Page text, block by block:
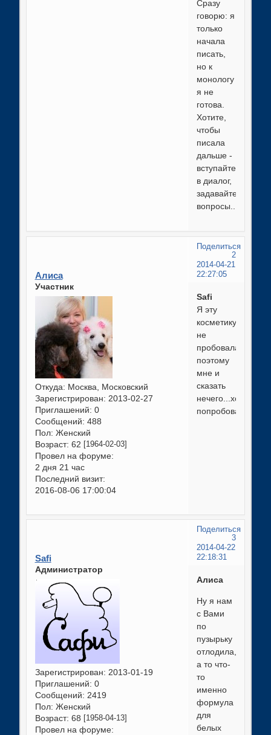
Сразу
говорю: я
только
начала
писать,
но к
монологу
я не
готова.
Хотите,
чтобы
писала
дальше -
вступайте
в диалог,
задавайте
вопросы...
Поделиться
2
2014-04-21
22:27:05
Алиса
Участник
Откуда: Москва, Московский
Зарегистрирован: 2013-02-27
Приглашений: 0
Сообщений: 488
Пол: Женский
Возраст: 62 [1964-02-03]
Провел на форуме:
2 дня 21 час
Последний визит:
2016-08-06 17:00:04
Safi
Я эту
косметику
не
пробовала,
поэтому
мне и
сказать
нечего...хотим
попробовать...
Поделиться
3
2014-04-22
22:18:31
Safi
Администратор
Зарегистрирован: 2013-01-19
Приглашений: 0
Сообщений: 2419
Пол: Женский
Возраст: 68 [1958-04-13]
Провел на форуме:
Алиса
Ну я нам
с Вами
по
пузырьку
отлодила,
а то что-
то
именно
формула
для
белых